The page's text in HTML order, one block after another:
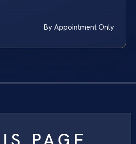
By Appointment Only